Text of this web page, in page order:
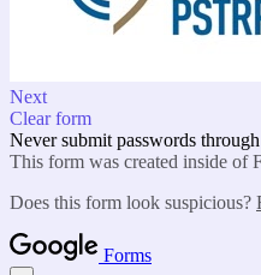
Next
Clear form
Never submit passwords
This form was created inside of
Does this form look suspicious?
Forms